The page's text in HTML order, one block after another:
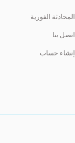
المحادثة الفورية
اتصل بنا
إنشاء حساب